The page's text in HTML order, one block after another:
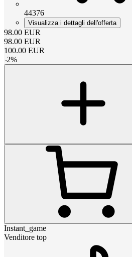
44376
Visualizza i dettagli dell'offerta
98.00 EUR
98.00 EUR
100.00 EUR
-2%
Instant_game
Venditore top